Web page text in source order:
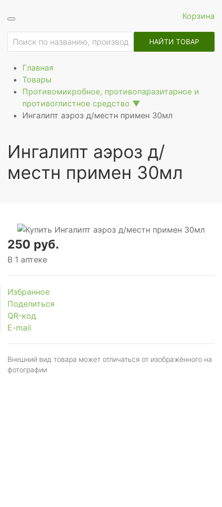
Корзина
НАЙТИ ТОВАР
Главная
Товары
Противомикробное, противопаразитарное и
противоглистное средство ▼
Ингалипт аэроз д/местн примен 30мл
Ингалипт аэроз д/
местн примен 30мл
250 руб.
В 1 аптеке
Избранное
Поделиться
QR-код
E-mail
Внешний вид товара может отличаться от изображённого на
фотографии